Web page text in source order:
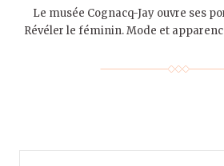
Le musée Cognacq-Jay ouvre ses
Révéler le féminin. Mode et